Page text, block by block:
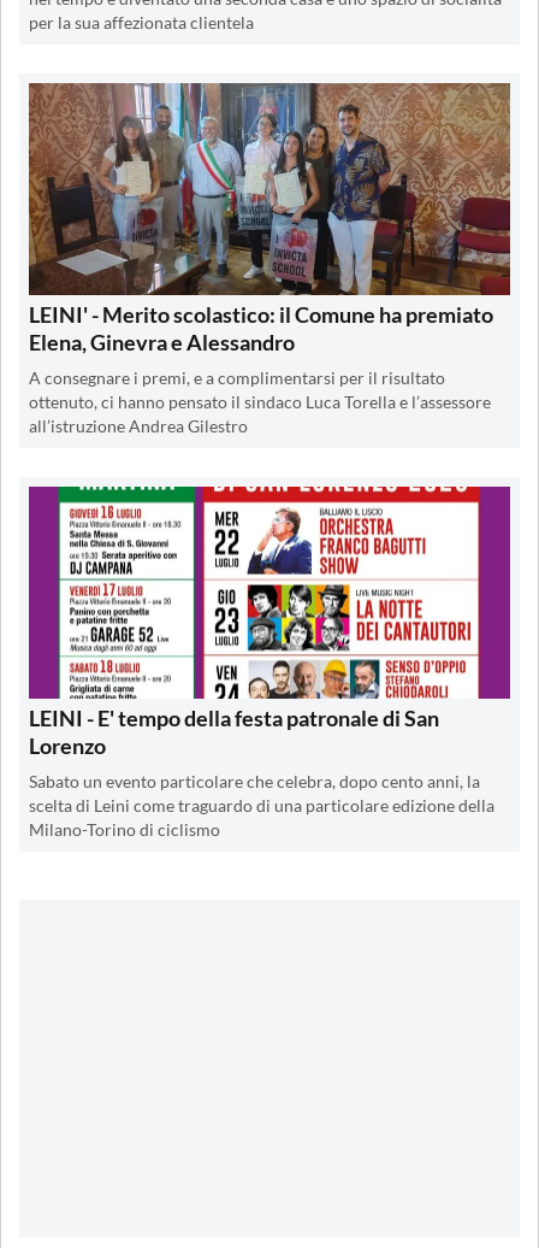
per la sua affezionata clientela
LEINI' - Merito scolastico: il Comune ha premiato
Elena, Ginevra e Alessandro
A consegnare i premi, e a complimentarsi per il risultato
ottenuto, ci hanno pensato il sindaco Luca Torella e l’assessore
all’istruzione Andrea Gilestro
LEINI - E' tempo della festa patronale di San
Lorenzo
Sabato un evento particolare che celebra, dopo cento anni, la
scelta di Leini come traguardo di una particolare edizione della
Milano-Torino di ciclismo